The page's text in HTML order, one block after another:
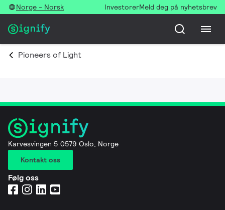
Norge - Norsk InvestorerMeld deg på nyhetsbrev
Pioneers of Light
Karvesvingen 5 0579 Oslo, Norge
Kontakt oss
Følg oss